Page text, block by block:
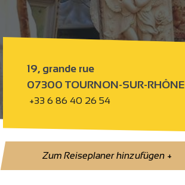
19, grande rue
07300 TOURNON-SUR-RHÔNE
+33 6 86 40 26 54
Zum Reiseplaner hinzufügen+